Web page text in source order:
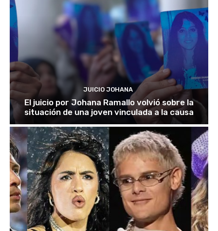
JUICIO JOHANA
El juicio por Johana Ramallo volvió sobre la
situación de una joven vinculada a la causa